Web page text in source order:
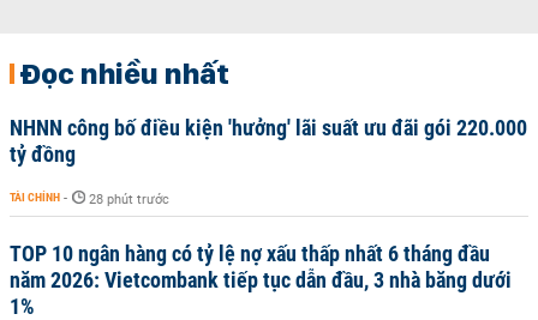
Đọc nhiều nhất
NHNN công bố điều kiện 'hưởng' lãi suất ưu đãi gói 220.000
tỷ đồng
TÀI CHÍNH - 28 phút trước
TOP 10 ngân hàng có tỷ lệ nợ xấu thấp nhất 6 tháng đầu
năm 2026: Vietcombank tiếp tục dẫn đầu, 3 nhà băng dưới
1%